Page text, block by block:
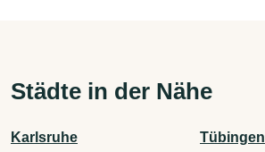
Städte in der Nähe
Karlsruhe Tübingen